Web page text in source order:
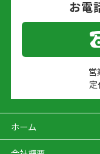
お電
営
ホーム